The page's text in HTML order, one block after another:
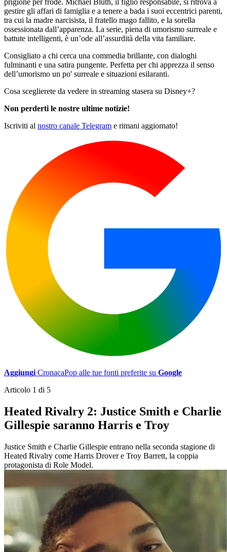
prigione per frode. Michael Bluth, il figlio responsabile, si ritrova a
gestire gli affari di famiglia e a tenere a bada i suoi eccentrici parenti,
tra cui la madre narcisista, il fratello mago fallito, e la sorella
ossessionata dall’apparenza. La serie, piena di umorismo surreale e
battute intelligenti, è un’ode all’assurdità della vita familiare.
Consigliato a chi cerca una commedia brillante, con dialoghi
fulminanti e una satira pungente. Perfetta per chi apprezza il senso
dell’umorismo un po' surreale e situazioni esilaranti.
Cosa sceglierete da vedere in streaming stasera su Disney+?
Non perderti le nostre ultime notizie!
Iscriviti al nostro canale Telegram e rimani aggiornato!
Aggiungi CronacaPop alle tue fonti preferite su Google
Articolo 1 di 5
Heated Rivalry 2: Justice Smith e Charlie
Gillespie saranno Harris e Troy
Justice Smith e Charlie Gillespie entrano nella seconda stagione di
Heated Rivalry come Harris Drover e Troy Barrett, la coppia
protagonista di Role Model.